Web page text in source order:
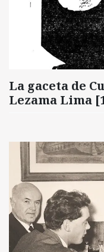
La gaceta de
Lezama Lima